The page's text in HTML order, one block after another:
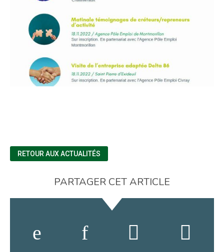
RETOUR AUX ACTUALITÉS
PARTAGER CET ARTICLE